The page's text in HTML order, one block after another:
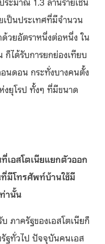
เป็นประเทศที่มีจำนวน
วยอัตราหนึ่งต่อหนึ่ง ใน
ก็ได้รับการยกย่องเทียบ
นดอน กระทั่งบางคนตั้ง
ยุโรป ทั้งๆ ที่มีขนาด
เอสโตเนียแยกตัวออก
ที่มีโทรศัพท์บ้านใช้มี
านั้น
ภาครัฐของเอสโตเนียก็
รัฐทั่วไป ปัจจุบันคนเอส